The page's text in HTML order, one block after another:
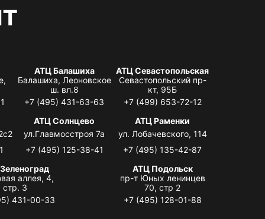
АТЦ Балашиха
Балашиха, Леоновское
ш. вл.8
+7 (495) 431-63-63
АТЦ Севастопольская
Севастопольский пр-
кт, 95Б
+7 (499) 653-72-12
АТЦ Солнцево
ул.Главмосстроя 7а
+7 (495) 125-38-41
АТЦ Раменки
ул. Лобачевского, 114
+7 (495) 135-42-87
аллея, 4,
стр. 3
431-00-33
АТЦ Подольск
пр-т Юных ленинцев
70, стр 2
+7 (495) 128-01-88